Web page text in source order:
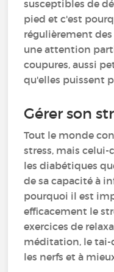
susceptibles de
pied et c'est
régulièrement
une attention
coupures, aussi
qu'elles puissent
Gérer son
Tout le monde
stress, mais
les diabétiques
de sa capacité à
pourquoi il est
efficacement le
exercices de
méditation, le tai-
les nerfs et à